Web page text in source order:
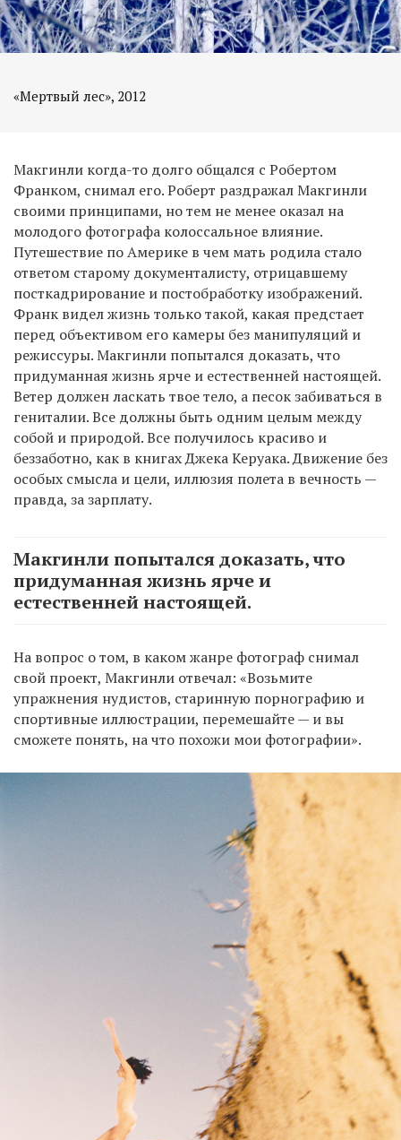
«Мертвый лес», 2012
Макгинли когда-то долго общался с Робертом
Франком, снимал его. Роберт раздражал Макгинли
своими принципами, но тем не менее оказал на
молодого фотографа колоссальное влияние.
Путешествие по Америке в чем мать родила стало
ответом старому документалисту, отрицавшему
посткадрирование и постобработку изображений.
Франк видел жизнь только такой, какая предстает
перед объективом его камеры без манипуляций и
режиссуры. Макгинли попытался доказать, что
придуманная жизнь ярче и естественней настоящей.
Ветер должен ласкать твое тело, а песок забиваться в
гениталии. Все должны быть одним целым между
собой и природой. Все получилось красиво и
беззаботно, как в книгах Джека Керуака. Движение без
особых смысла и цели, иллюзия полета в вечность —
правда, за зарплату.
Макгинли попытался доказать, что
придуманная жизнь ярче и
естественней настоящей.
На вопрос о том, в каком жанре фотограф снимал
свой проект, Макгинли отвечал: «Возьмите
упражнения нудистов, старинную порнографию и
спортивные иллюстрации, перемешайте — и вы
сможете понять, на что похожи мои фотографии».